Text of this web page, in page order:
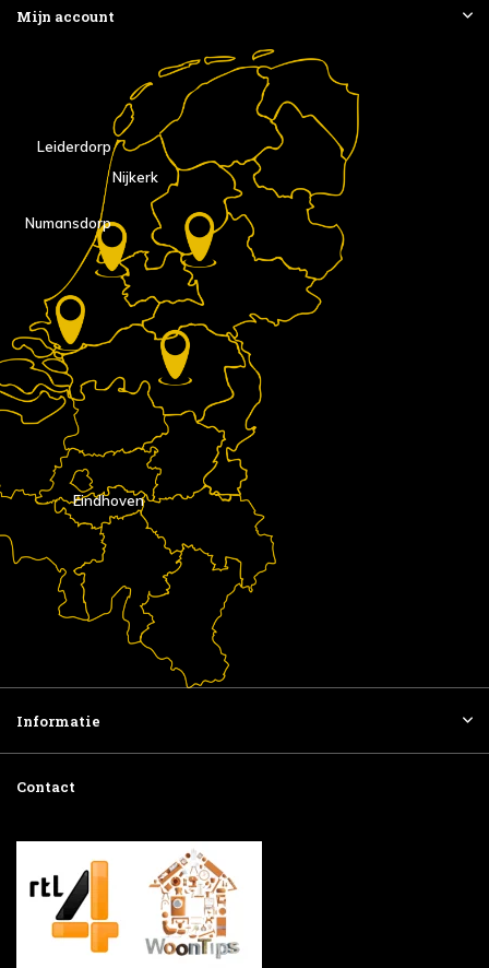
Mijn account
Eindhoven
Nijkerk
Numansdorp
Leiderdorp
Informatie
Contact